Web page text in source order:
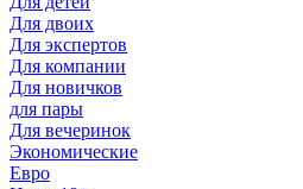
Для двоих
Для экспертов
Для компании
Для новичков
для пары
Для вечеринок
Экономические
Евро